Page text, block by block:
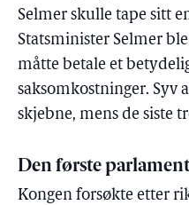
Selmer skulle tape sitt
Statsminister Selmer
måtte betale et
saksomkostninger. Syv
skjebne, mens de siste
Den første
Kongen forsøkte etter